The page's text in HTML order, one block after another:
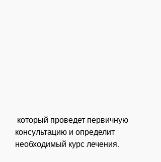
консультацию и определит
необходимый курс лечения.